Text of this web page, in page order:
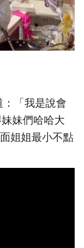
「我是說會
妹們哈哈大
姐姐最小不點